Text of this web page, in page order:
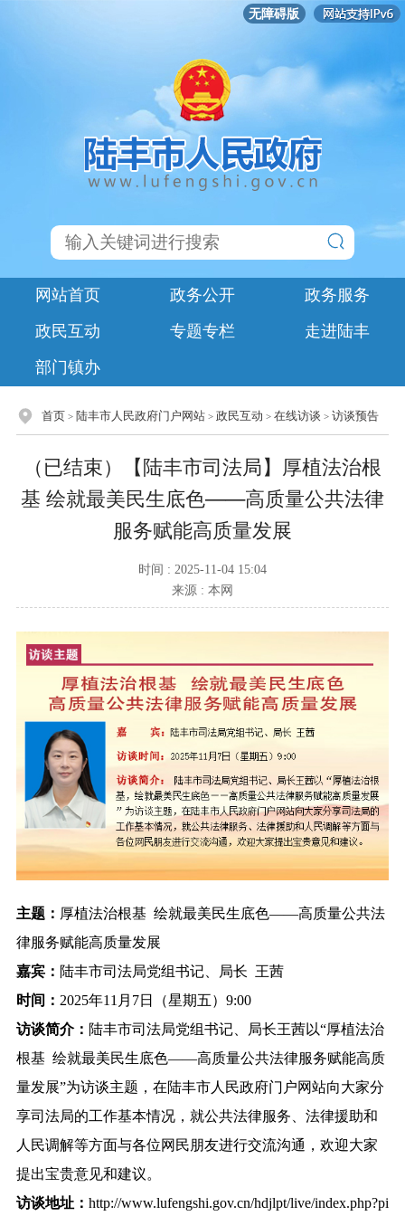
无障碍版
网站首页 政务公开
政务服务
政民互动
专题专栏
走进陆丰
部门镇办
首页 > 陆丰市人民政府门户网站 >政民互动 >在线访谈 >访谈预告
（已结束）【陆丰市司法局】厚植法治根
基 绘就最美民生底色——高质量公共法律
服务赋能高质量发展
时间 : 2025-11-04 15:04
来源 : 本网
主题： 厚植法治根基 绘就最美民生底色——高质量公共法
律服务赋能高质量发展
嘉宾： 陆丰市司法局党组书记、局长 王茜
时间： 2025年11月7日（星期五）9:00
访谈简介： 陆丰市司法局党组书记、局长王茜以“厚植法治
根基 绘就最美民生底色——高质量公共法律服务赋能高质
量发展”为访谈主题，在陆丰市人民政府门户网站向大家分
享司法局的工作基本情况，就公共法律服务、 法律援助和
人民调解等方面与各位网民朋友进行交流沟通，欢迎大家
提出宝贵意见和建议。
访谈地址： http://www.lufengshi.gov.cn/hdjlpt/live/index.php?pi